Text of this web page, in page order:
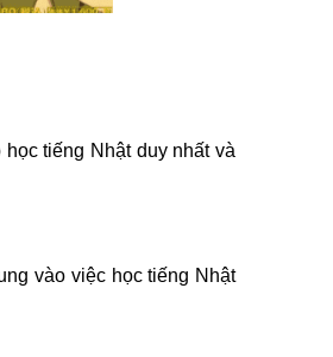
tiếng Nhật duy nhất và
vào việc học tiếng Nhật